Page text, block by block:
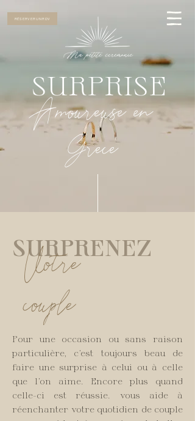
RÉSERVER UN RDV
SURPRISE
Amoureuse en
Grece
SURPRENEZ
Votre
couple
Pour une occasion ou sans raison
particulière, c’est toujours beau de
faire une surprise à celui ou à celle
que l’on aime. Encore plus quand
celle-ci est réussie. vous aide à
réenchanter votre quotidien de couple